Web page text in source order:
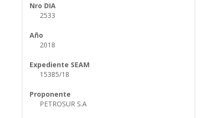
Nro DIA
2533
Año
2018
Expediente SEAM
15385/18
Proponente
PETROSUR S.A